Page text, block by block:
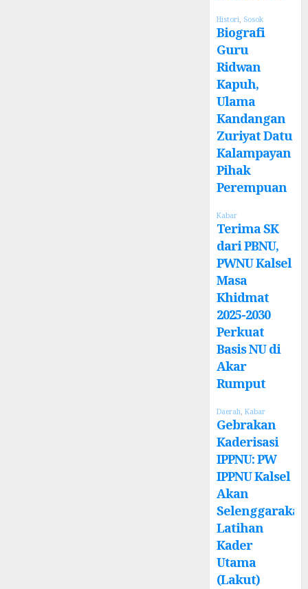
Histori, Sosok
Biografi
Guru
Ridwan
Kapuh,
Ulama
Kandangan
Zuriyat Datu
Kalampayan
Pihak
Perempuan
Kabar
Terima SK
dari PBNU,
PWNU Kalsel
Masa
Khidmat
2025-2030
Perkuat
Basis NU di
Akar
Rumput
Daerah,Kabar
Gebrakan
Kaderisasi
IPPNU: PW
IPPNU Kalsel
Akan
Selenggarakan
Latihan
Kader
Utama
(Lakut)